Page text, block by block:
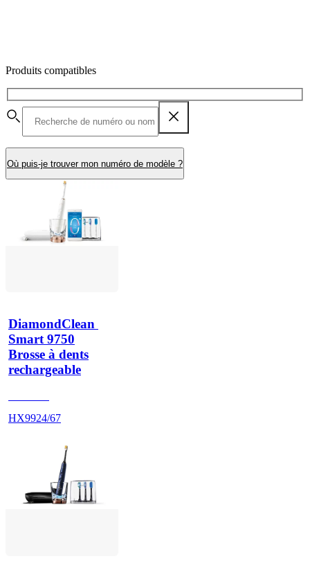
Produits compatibles
Où puis-je trouver mon numéro de modèle ?
DiamondClean
Smart 9750
Brosse à dents
rechargeable
HX9924/67